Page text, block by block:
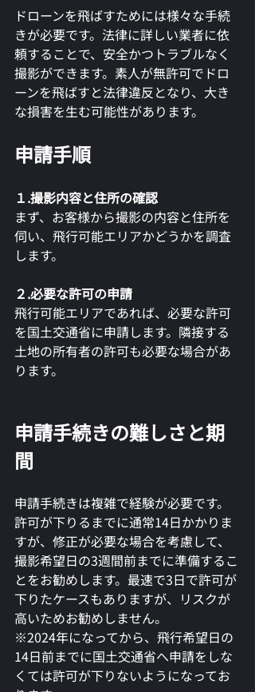
ドローンを飛ばすためには様々な手続
きが必要です。法律に詳しい業者に依
頼することで、安全かつトラブルなく
撮影ができます。素人が無許可でドロ
ーンを飛ばすと法律違反となり、大き
な損害を生む可能性があります。
申請手順
１.撮影内容と住所の確認
まず、お客様から撮影の内容と住所を
伺い、飛行可能エリアかどうかを調査
します。
２.必要な許可の申請
飛行可能エリアであれば、必要な許可
を国土交通省に申請します。隣接する
土地の所有者の許可も必要な場合があ
ります。
申請手続きの難しさと期
間
申請手続きは複雑で経験が必要です。
許可が下りるまでに通常14日かかりま
すが、修正が必要な場合を考慮して、
撮影希望日の3週間前までに準備するこ
とをお勧めします。最速で3日で許可が
下りたケースもありますが、リスクが
高いためお勧めしません。
※2024年になってから、飛行希望日の
14日前までに国土交通省へ申請をしな
くては許可が下りないようになってお